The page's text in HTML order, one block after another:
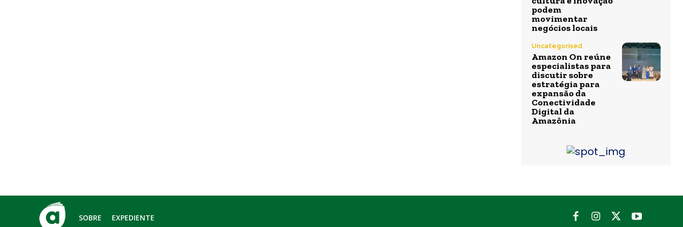
podem
movimentar
negócios locais
Uncategorised
Amazon On reúne
especialistas para
discutir sobre
estratégia para
expansão da
Conectividade
Digital da
Amazônia
SOBRE EXPEDIENTE